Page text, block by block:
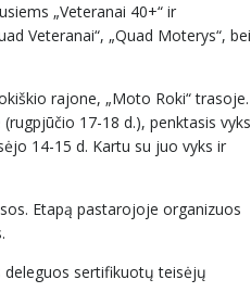
„Veteranai 40+“ ir
Veteranai“, „Quad Moterys“, bei
rajone, „Moto Roki“ trasoje.
17-18 d.), penktasis vyks
14-15 d. Kartu su juo vyks ir
Etapą pastarojoje organizuos
deleguos sertifikuotų teisėjų